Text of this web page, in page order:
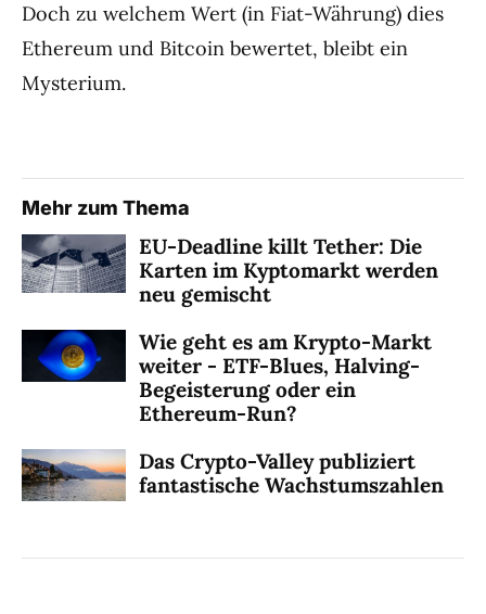
Doch zu welchem Wert (in Fiat-Währung) dies
Ethereum und Bitcoin bewertet, bleibt ein
Mysterium.
Mehr zum Thema
EU-Deadline killt Tether: Die
Karten im Kyptomarkt werden
neu gemischt
Wie geht es am Krypto-Markt
weiter - ETF-Blues, Halving-
Begeisterung oder ein
Ethereum-Run?
Das Crypto-Valley publiziert
fantastische Wachstumszahlen